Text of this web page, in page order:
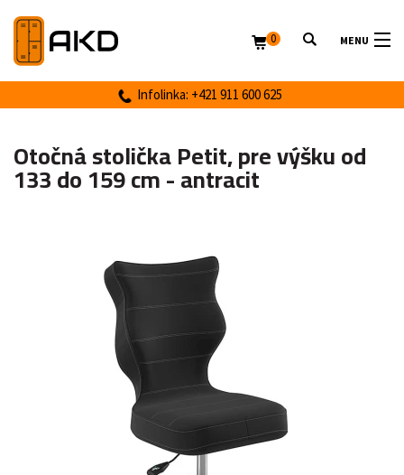
MENU
Infolinka: +421 911 600 625
0
Otočná stolička Petit, pre výšku od
133 do 159 cm - antracit